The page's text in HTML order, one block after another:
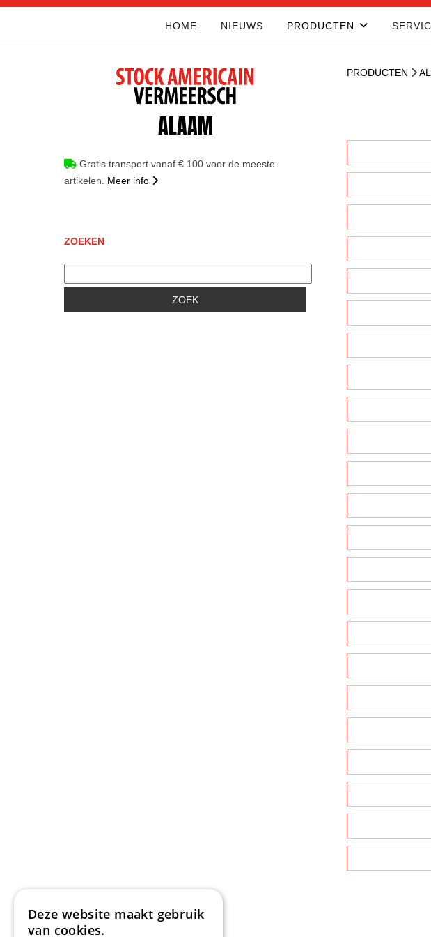
HOME NIEUWS PRODUCTEN
ALAAM
Gratis transport vanaf € 100 voor de meeste
artikelen. Meer info
ZOEKEN
ZOEK
PRODUCTEN
Deze website maakt gebruik
van cookies.